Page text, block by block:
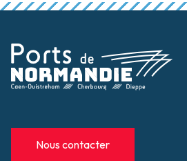
Nous contacter